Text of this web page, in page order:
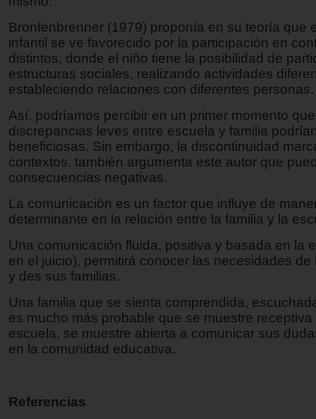
Bronfenbrenner (1979) proponía en su teoría que
infantil se ve favorecido por la participación en
distintos, donde el niño tiene la posibilidad de
estructuras sociales, realizando actividades
estableciendo relaciones con diferentes personas.
Así, podríamos percibir en un primer momento
discrepancias leves entre escuela y familia
beneficiosas. Sin embargo, la discontinuidad
contextos, también argumenta este autor que
consecuencias negativas.
La comunicación es un factor que influye de
determinante en la relación entre la familia y la
Una comunicación fluida, positiva y basada en la
en el juicio), permitirá conocer las necesidades de
y des sus familias.
Una familia que se sienta comprendida,
es mucho más probable que se muestre receptiva
escuela, se muestre abierta a comunicar sus
en la comunidad educativa.
Referencias